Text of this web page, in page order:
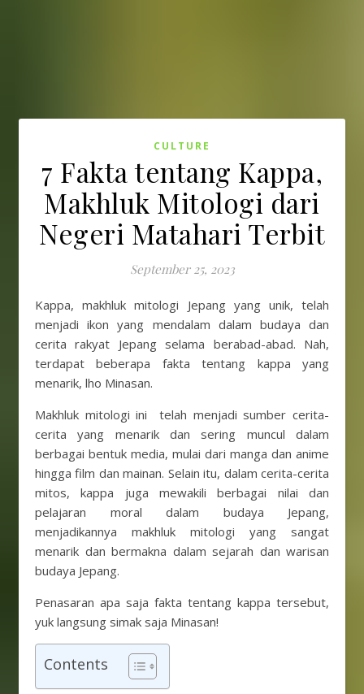
CULTURE
7 Fakta tentang Kappa,
Makhluk Mitologi dari
Negeri Matahari Terbit
September 25, 2023
Kappa, makhluk mitologi Jepang yang unik, telah
menjadi ikon yang mendalam dalam budaya dan
cerita rakyat Jepang selama berabad-abad. Nah,
terdapat beberapa fakta tentang kappa yang
menarik, lho Minasan.
Makhluk mitologi ini telah menjadi sumber cerita-
cerita yang menarik dan sering muncul dalam
berbagai bentuk media, mulai dari manga dan anime
hingga film dan mainan. Selain itu, dalam cerita-cerita
mitos, kappa juga mewakili berbagai nilai dan
pelajaran moral dalam budaya Jepang,
menjadikannya makhluk mitologi yang sangat
menarik dan bermakna dalam sejarah dan warisan
budaya Jepang.
Penasaran apa saja fakta tentang kappa tersebut,
yuk langsung simak saja Minasan!
Contents